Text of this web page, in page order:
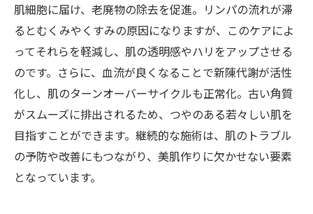
肌細胞に届け、老廃物の除去を促進。リンパの流れが滞
るとむくみやくすみの原因になりますが、このケアによ
ってそれらを軽減し、肌の透明感やハリをアップさせる
のです。さらに、血流が良くなることで新陳代謝が活性
化し、肌のターンオーバーサイクルも正常化。古い角質
がスムーズに排出されるため、つやのある若々しい肌を
目指すことができます。継続的な施術は、肌のトラブル
の予防や改善にもつながり、美肌作りに欠かせない要素
となっています。